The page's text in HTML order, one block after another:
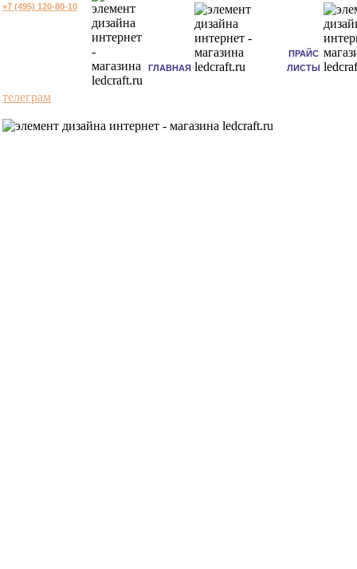
+7 (495) 120-80-10
ГЛАВНАЯ
ПРАЙС
ЛИСТЫ
телеграм